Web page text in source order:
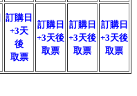
訂購日
+3天
後
取票
訂購日
+3天後
取票
訂購日
+3天後
取票
訂購日
+3天後
取票